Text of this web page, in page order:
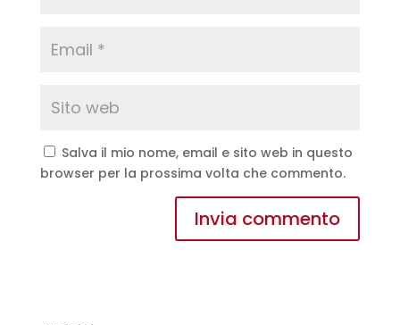
Salva il mio nome, email e sito web in questo
browser per la prossima volta che commento.